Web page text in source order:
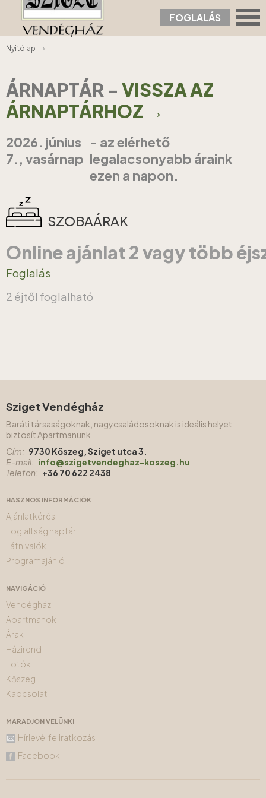
FOGLALÁS
Nyitólap ›
ÁRNAPTÁR - VISSZA AZ
ÁRNAPTÁRHOZ →
2026. június
7., vasárnap
- az elérhető
legalacsonyabb áraink
ezen a napon.
SZOBAÁRAK
Online ajánlat 2 vagy több
Foglalás
2 éjtől foglalható
Sziget Vendégház
Baráti társaságoknak, nagycsaládosoknak is ideális helyet
biztosít Apartmanunk
Cím: 9730 Kőszeg, Sziget utca 3.
E-mail: info@szigetvendeghaz-koszeg.hu
Telefon: +36 70 622 2438
HASZNOS INFORMÁCIÓK
Ajánlatkérés
Foglaltság naptár
Látnivalók
Programajánló
NAVIGÁCIÓ
Vendégház
Apartmanok
Árak
Házirend
Fotók
Kőszeg
Kapcsolat
MARADJON VELÜNK!
Hírlevél feliratkozás
Facebook